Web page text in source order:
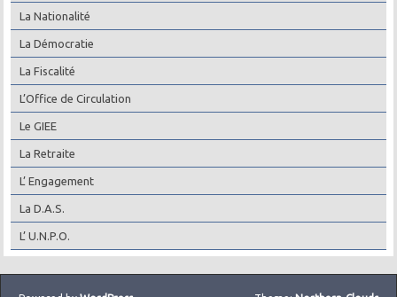
La Nationalité
La Démocratie
La Fiscalité
L’Office de Circulation
Le GIEE
La Retraite
L’ Engagement
La D.A.S.
L’ U.N.P.O.